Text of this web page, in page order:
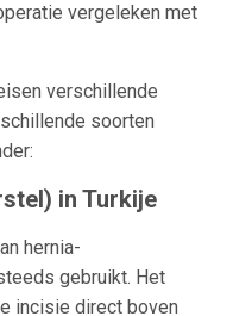
vergeleken met
verschillende
soorten
in Turkije
hernia-
gebruikt. Het
incisie direct boven